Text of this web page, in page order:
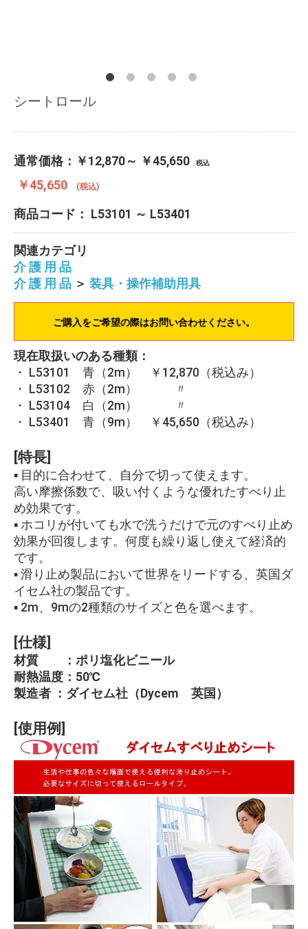
シートロール
通常価格： ￥12,870～ ￥45,650 税込
￥45,650 (税込)
商品コード： L53101 ～ L53401
関連カテゴリ
介 護 用 品
介 護 用 品 ＞ 装具・操作補助用具
ご購入をご希望の際はお問い合わせください。
現在取扱いのある種類：
・ L53101 青（2m） ￥12,870（税込み）
・ L53102 赤（2m） 〃
・ L53104 白（2m） 〃
・ L53401 青（9m） ￥45,650（税込み）
[特長]
▪ 目的に合わせて、自分で切って使えます。
高い摩擦係数で、吸い付くような優れたすべり止
め効果です。
▪ ホコリが付いても水で洗うだけで元のすべり止め
効果が回復します。何度も繰り返し使えて経済的
です。
▪ 滑り止め製品において世界をリードする、英国ダ
イセム社の製品です。
▪ 2m、9mの2種類のサイズと色を選べます。
[仕様]
材質 ：ポリ塩化ビニール
耐熱温度：50℃
製造者 ：ダイセム社（Dycem 英国）
[使用例]